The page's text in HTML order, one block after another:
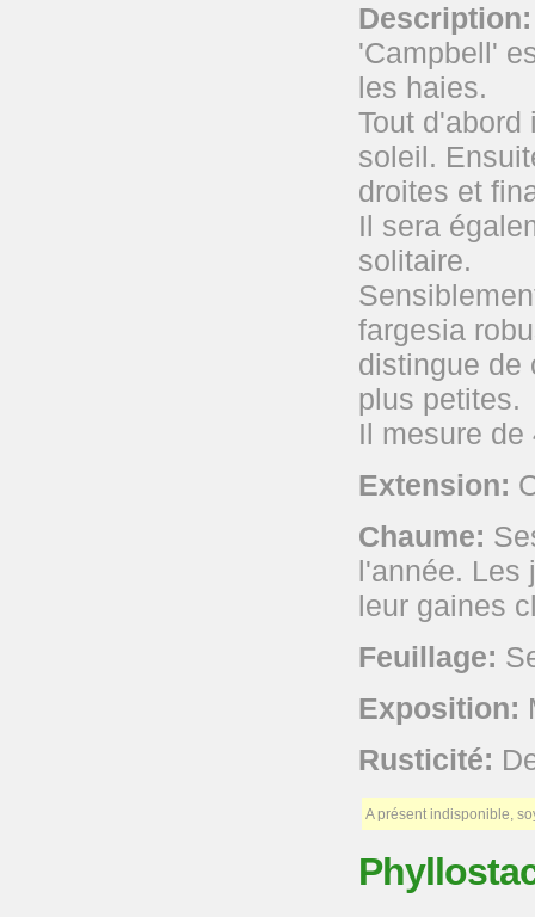
Description:
'Campbell'
les haies.
Tout
soleil.
droites et
Il sera
solitaire.
fargesia
distingue de
plus petites.
Il mesure de
Extension:
Chaume:
l'année. Les
leur gaines
Feuillage:
Exposition:
Rusticité:
A présent indisponible,